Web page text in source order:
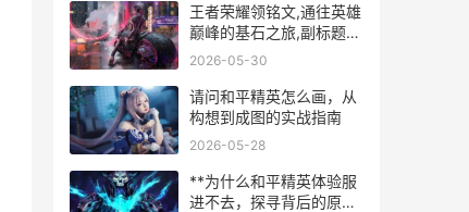
王者荣耀领铭文,通往英雄
巅峰的基石之旅,副标题为
铭文之力构筑战术根基
2026-05-30
请问和平精英怎么画，从
构想到成图的实战指南
2026-05-28
**为什么和平精英体验服
进不去，探寻背后的原因